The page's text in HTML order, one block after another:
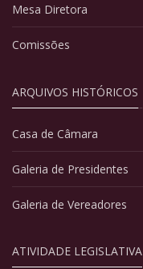
Mesa Diretora
Comissões
ARQUIVOS HISTÓRICOS
Casa de Câmara
Galeria de Presidentes
Galeria de Vereadores
ATIVIDADE LEGISLATIVA